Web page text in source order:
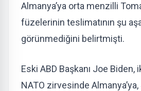
Almanya’ya orta menzilli
füzelerinin teslimatının şu
görünmediğini belirtmişti.
Eski ABD Başkanı Joe Biden,
NATO zirvesinde Almanya’ya,